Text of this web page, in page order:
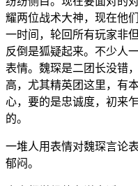
耀两位战术大神，现在他
一时间，轮回所有玩家非
反倒是狐疑起来。不少人
表情。魏琛是二团长没错
高，尤其精英团这里，有
心，要的是忠诚度，初来
的。
一堆人用表情对魏琛言论
郁闷。